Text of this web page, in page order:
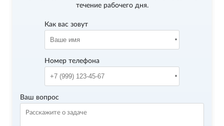
течение рабочего дня.
Как вас зовут
Номер телефона
Ваш вопрос